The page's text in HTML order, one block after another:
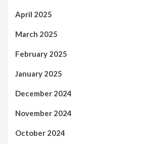
April 2025
March 2025
February 2025
January 2025
December 2024
November 2024
October 2024